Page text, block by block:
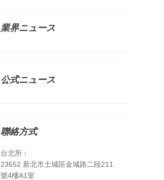
業界ニュース
公式ニュース
聯絡方式
台北所：
23652 新北市土城區金城路二段211
號4樓A1室